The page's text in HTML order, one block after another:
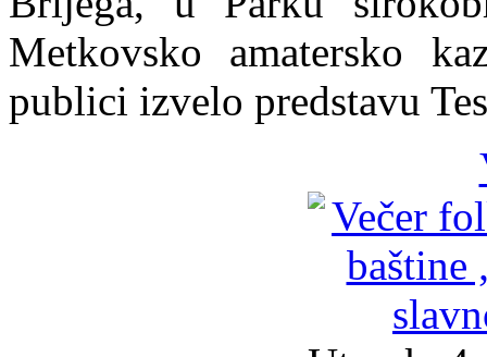
Metkovsko amatersko
publici izvelo predstavu